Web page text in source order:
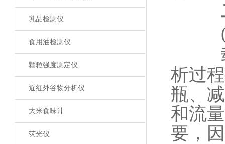
乳品检测仪
食用油检测仪
颗粒强度测定仪
近红外谷物分析仪
大米食味计
荧光仪
(
载
析过
瓶、
和流
要，